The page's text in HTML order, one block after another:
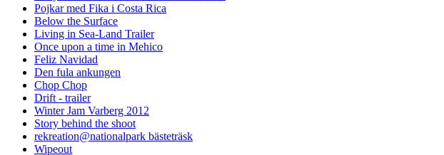
Pojkar med Fika i Costa Rica
Below the Surface
Living in Sea-Land Trailer
Once upon a time in Mehico
Feliz Navidad
Den fula ankungen
Chop Chop
Drift - trailer
Winter Jam Varberg 2012
Story behind the shoot
rekreation@nationalpark bästeträsk
Wipeout